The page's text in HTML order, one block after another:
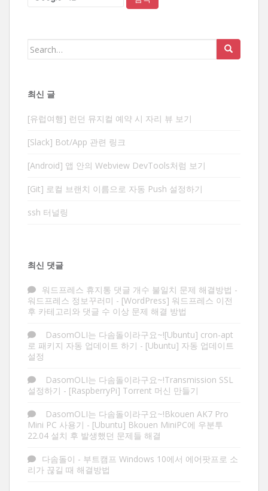
Search
최신 글
[유럽여행] 런던 뮤지컬 예약 시 자리 뷰 보기
[Slack] Bot/App 관련 링크
[Android] 앱 안의 Webview DevTools처럼 보기
[Git] 로컬 브랜치 이름으로 자동 Push 설정하기
ssh 터널링
최신 댓글
워드프레스 휴지통 댓글 개수 불일치 문제 해결방법 -
워드프레스 정보꾸러미 - [WordPress] 워드프레스 이전
후 카테고리와 댓글 수 이상 문제 해결 방법
DasomOLI는 다솜돌이라구요~![Ubuntu] cron-apt
로 패키지 자동 업데이트 하기 - [Ubuntu] 자동 업데이트
설정
DasomOLI는 다솜돌이라구요~!Transmission SSL
설정하기 - [RaspberryPi] Torrent 머신 만들기
DasomOLI는 다솜돌이라구요~!Bkouen AK7 Pro
Mini PC 사용기 - [Ubuntu] Bkouen MiniPC에 우분투
22.04 설치 후 발생했던 문제들 해결
다솜돌이 - 부트캠프 Windows 10에서 에어팟프로 소
리가 끊길 때 해결방법